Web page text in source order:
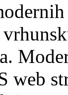
web